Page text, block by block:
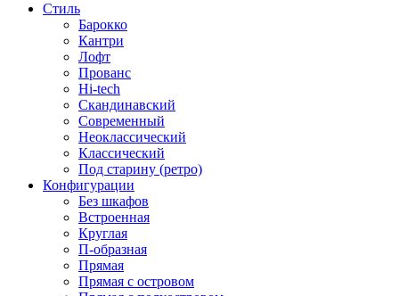
Стиль
Барокко
Кантри
Лофт
Прованс
Hi-tech
Скандинавский
Современный
Неоклассический
Классический
Под старину (ретро)
Конфигурации
Без шкафов
Встроенная
Круглая
П-образная
Прямая
Прямая с островом